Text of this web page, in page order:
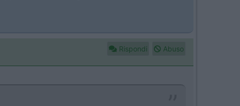
Rispondi Abuso